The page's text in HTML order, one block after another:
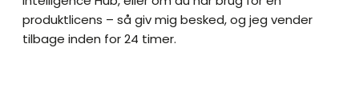
produktlicens – så giv mig besked, og jeg vender
tilbage inden for 24 timer.